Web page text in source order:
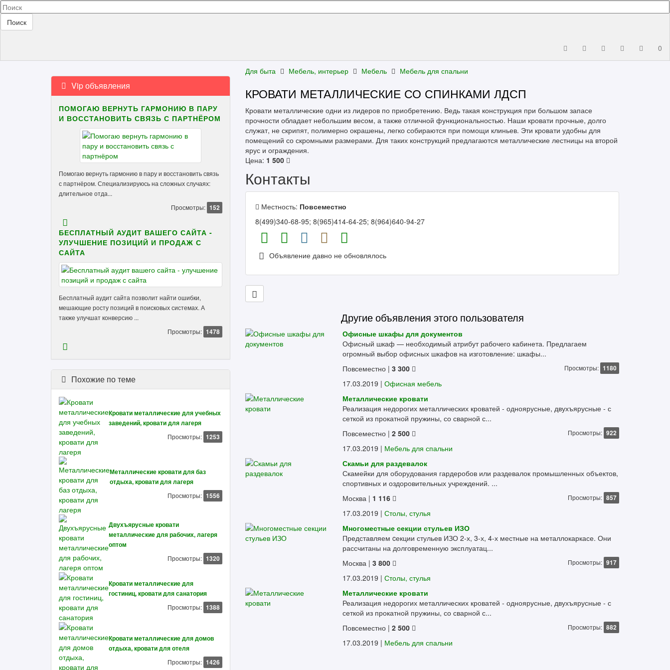
Поиск
0
Для быта Мебель, интерьер Мебель Мебель для спальни
КРОВАТИ МЕТАЛЛИЧЕСКИЕ СО СПИНКАМИ ЛДСП
Кровати металлические одни из лидеров по приобретению. Ведь такая конструкция при большом запасе
прочности обладает небольшим весом, а также отличной функциональностью. Наши кровати прочные, долго
служат, не скрипят, полимерно окрашены, легко собираются при помощи клиньев. Эти кровати удобны для
помещений со скромными размерами. Для таких конструкций предлагаются металлические лестницы на второй
ярус и ограждения.
Цена: 1 500
Контакты
Местность: Повсеместно
8(499)340-68-95; 8(965)414-64-25; 8(964)640-94-27
Объявление давно не обновлялось
Другие объявления этого пользователя
Офисные шкафы для документов
Офисный шкаф — необходимый атрибут рабочего кабинета. Предлагаем
огромный выбор офисных шкафов на изготовление: шкафы...
Повсеместно | 3 300 Просмотры: 1180
17.03.2019 | Офисная мебель
Металлические кровати
Реализация недорогих металлических кроватей - одноярусные, двухъярусные - с
сеткой из прокатной пружины, со сварной с...
Повсеместно | 2 500 Просмотры: 922
17.03.2019 | Мебель для спальни
Скамьи для раздевалок
Скамейки для оборудования гардеробов или раздевалок промышленных объектов,
спортивных и оздоровительных учреждений. ...
Москва | 1 116 Просмотры: 857
17.03.2019 | Столы, стулья
Многоместные секции стульев ИЗО
Представляем cекции стульев ИЗО 2-х, 3-х, 4-х местные на металлокаркасе. Они
рассчитаны на долговременную эксплуатац...
Москва | 3 800 Просмотры: 917
17.03.2019 | Столы, стулья
Металлические кровати
Реализация недорогих металлических кроватей - одноярусные, двухъярусные - с
сеткой из прокатной пружины, со сварной с...
Повсеместно | 2 500 Просмотры: 882
17.03.2019 | Мебель для спальни
Vip объявления
ПОМОГАЮ ВЕРНУТЬ ГАРМОНИЮ В ПАРУ
И ВОССТАНОВИТЬ СВЯЗЬ С ПАРТНЁРОМ
Помогаю вернуть гармонию в пару и восстановить связь
с партнёром. Специализируюсь на сложных случаях:
длительное отда...
Просмотры: 152
БЕСПЛАТНЫЙ АУДИТ ВАШЕГО САЙТА -
УЛУЧШЕНИЕ ПОЗИЦИЙ И ПРОДАЖ С
САЙТА
Бесплатный аудит сайта позволит найти ошибки,
мешающие росту позиций в поисковых системах. А
также улучшат конверсию ...
Просмотры: 1478
Похожие по теме
Кровати металлические для учебных
заведений, кровати для лагеря
Просмотры: 1253
Металлические кровати для баз
отдыха, кровати для лагеря
Просмотры: 1556
Двухъярусные кровати
металлические для рабочих, лагеря
оптом
Просмотры: 1320
Кровати металлические для
гостиниц, кровати для санатория
Просмотры: 1388
Кровати металлические для домов
отдыха, кровати для отеля
Просмотры: 1426